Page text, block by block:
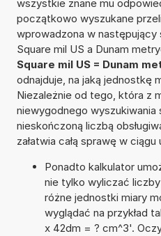
wszystkie znane mu
początkowo wyszukane
wprowadzona w
Square mil US a Dunam
Square mil US = Dunam
odnajduje, na jaką jednostkę
Niezależnie od tego, która z
niewygodnego wyszukiwania
nieskończoną liczbą
załatwia całą sprawę w ciągu
Ponadto kalkulator
nie tylko wyliczać
różne jednostki miary
wyglądać na przykład
x 42dm = ? cm^3'.